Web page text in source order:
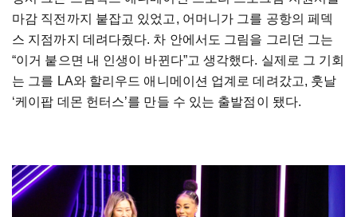
마감 직전까지 붙잡고 있었고, 어머니가 그를 공항의 페덱
스 지점까지 데려다줬다. 차 안에서도 그림을 그리던 그는
“이거 붙으면 내 인생이 바뀐다”고 생각했다. 실제로 그 기회
는 그를 LA와 할리우드 애니메이션 업계로 데려갔고, 훗날
‘케이팝 데몬 헌터스’를 만들 수 있는 출발점이 됐다.